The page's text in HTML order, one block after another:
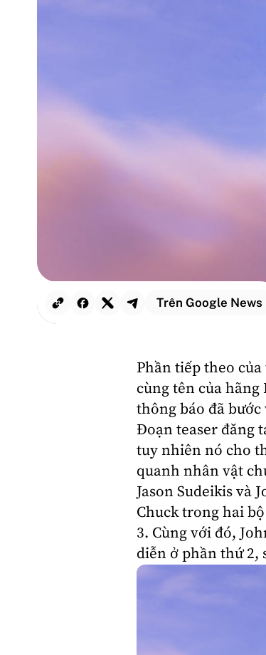
Trên Google News
Phần tiếp theo
cùng tên của hãng
thông báo đã
Đoạn teaser đăng
tuy nhiên nó cho
quanh nhân vật
Jason Sudeikisvà
Chuck trong hai
3. Cùng với đó,
diễn ở phần thứ 2,